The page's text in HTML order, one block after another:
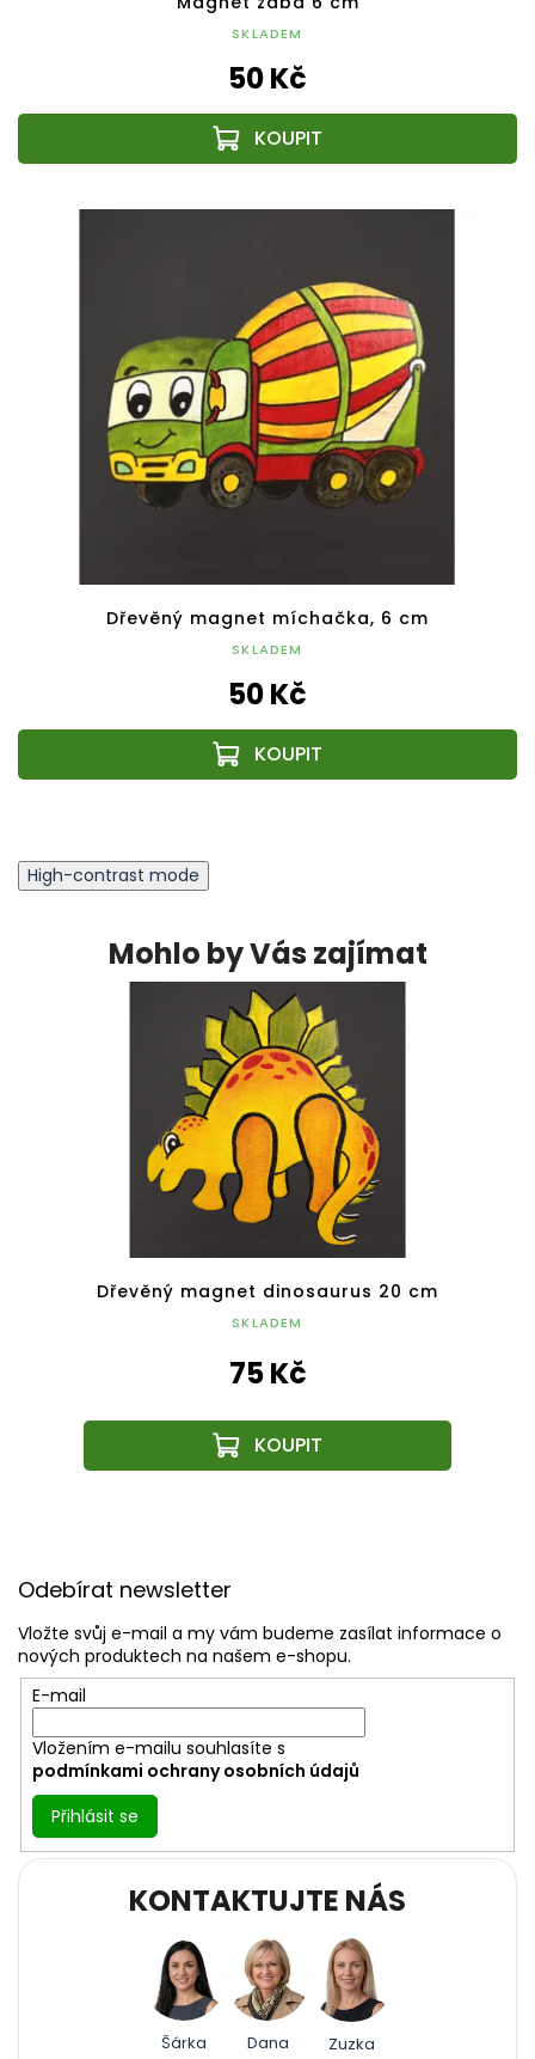
SKLADEM
50 Kč
Dřevěný magnet míchačka, 6 cm
SKLADEM
50 Kč
High-contrast mode
Mohlo by Vás zajímat
Dřevěný magnet dinosaurus 20 cm
SKLADEM
75 Kč
Odebírat newsletter
Vložte svůj e-mail a my vám budeme zasílat informace o
nových produktech na našem e-shopu.
E-mail
Vložením e-mailu souhlasíte s
podmínkami ochrany osobních údajů
Přihlásit se
KONTAKTUJTE NÁS
Šárka Dana
Zuzka